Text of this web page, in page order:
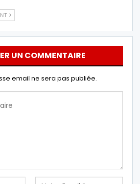
UN COMMENTAIRE
email ne sera pas publiée.